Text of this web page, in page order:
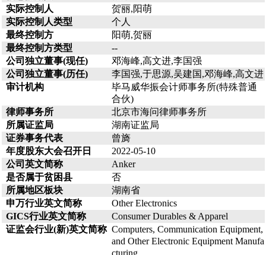
实际控制人
贺丽,阳萌
实际控制人类型
个人
最终控制方
阳萌,贺丽
最终控制方类型
--
公司独立董事(现任)
邓海峰,高文进,李国强
公司独立董事(历任)
李国强,于思源,吴建国,邓海峰,高文进
审计机构
毕马威华振会计师事务所(特殊普通
合伙)
律师事务所
北京市海问律师事务所
所属证监局
湖南证监局
证券事务代表
曾旖
年度股东大会召开日
2022-05-10
公司英文简称
Anker
是否属于贫困县
否
所属地区板块
湖南省
申万行业英文简称
Other Electronics
GICS行业英文简称
Consumer Durables & Apparel
证监会行业(新)英文简称 Computers, Communication Equipment,
and Other Electronic Equipment Manufa
cturing